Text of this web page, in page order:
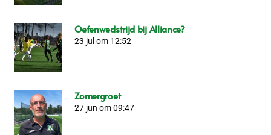
Oefenwedstrijd bij Alliance?
23 jul om 12:52
Zomergroet
27 jun om 09:47